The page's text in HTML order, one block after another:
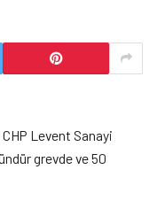
CHP Levent Sanayi
grevde ve 50